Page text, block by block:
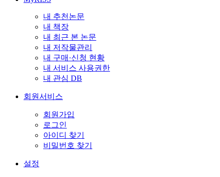
내 추천논문
내 책장
내 최근 본 논문
내 저작물관리
내 구매·신청 현황
내 서비스 사용권한
내 관심 DB
회원서비스
회원가입
로그인
아이디 찾기
비밀번호 찾기
설정